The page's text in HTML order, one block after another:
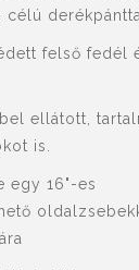
célú
felső fedél
ellátott,
is.
egy 16"-es